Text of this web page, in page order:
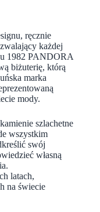
ręcznie
każdej
1982 PANDORA
biżuterię, którą
marka
mody.
szlachetne
wszystkim
swój
własną
latach,
na świecie